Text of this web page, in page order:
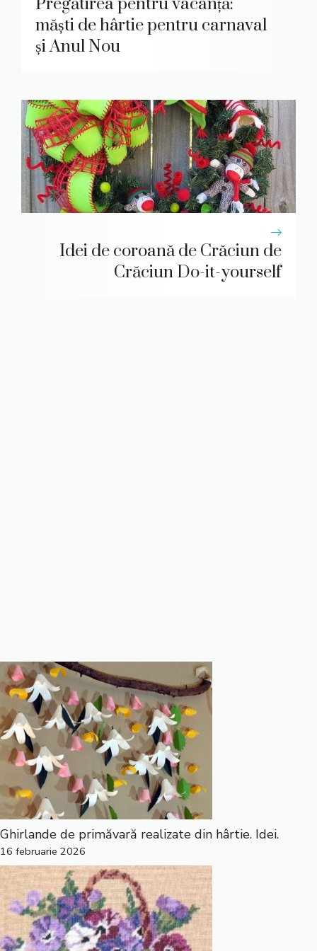
măști de hârtie pentru carnaval
și Anul Nou
Idei de coroană de Crăciun de
Crăciun Do-it-yourself
Ghirlande de primăvară realizate din hârtie. Idei.
16 februarie 2026